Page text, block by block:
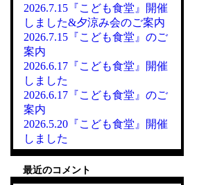
2026.7.15『こども食堂』開催
しました&夕涼み会のご案内
2026.7.15『こども食堂』のご
案内
2026.6.17『こども食堂』開催
しました
2026.6.17『こども食堂』のご
案内
2026.5.20『こども食堂』開催
しました
最近のコメント